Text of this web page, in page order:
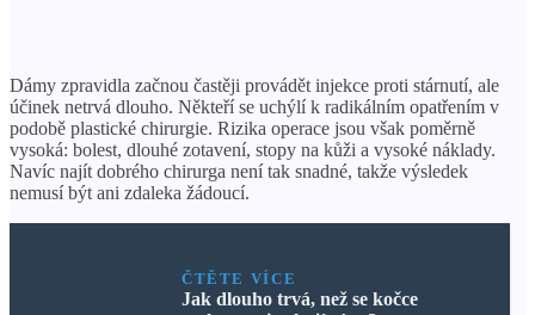
Dámy zpravidla začnou častěji provádět injekce proti stárnutí, ale
účinek netrvá dlouho. Někteří se uchýlí k radikálním opatřením v
podobě plastické chirurgie. Rizika operace jsou však poměrně
vysoká: bolest, dlouhé zotavení, stopy na kůži a vysoké náklady.
Navíc najít dobrého chirurga není tak snadné, takže výsledek
nemusí být ani zdaleka žádoucí.
ČTĚTE VÍCE
Jak dlouho trvá, než se kočce